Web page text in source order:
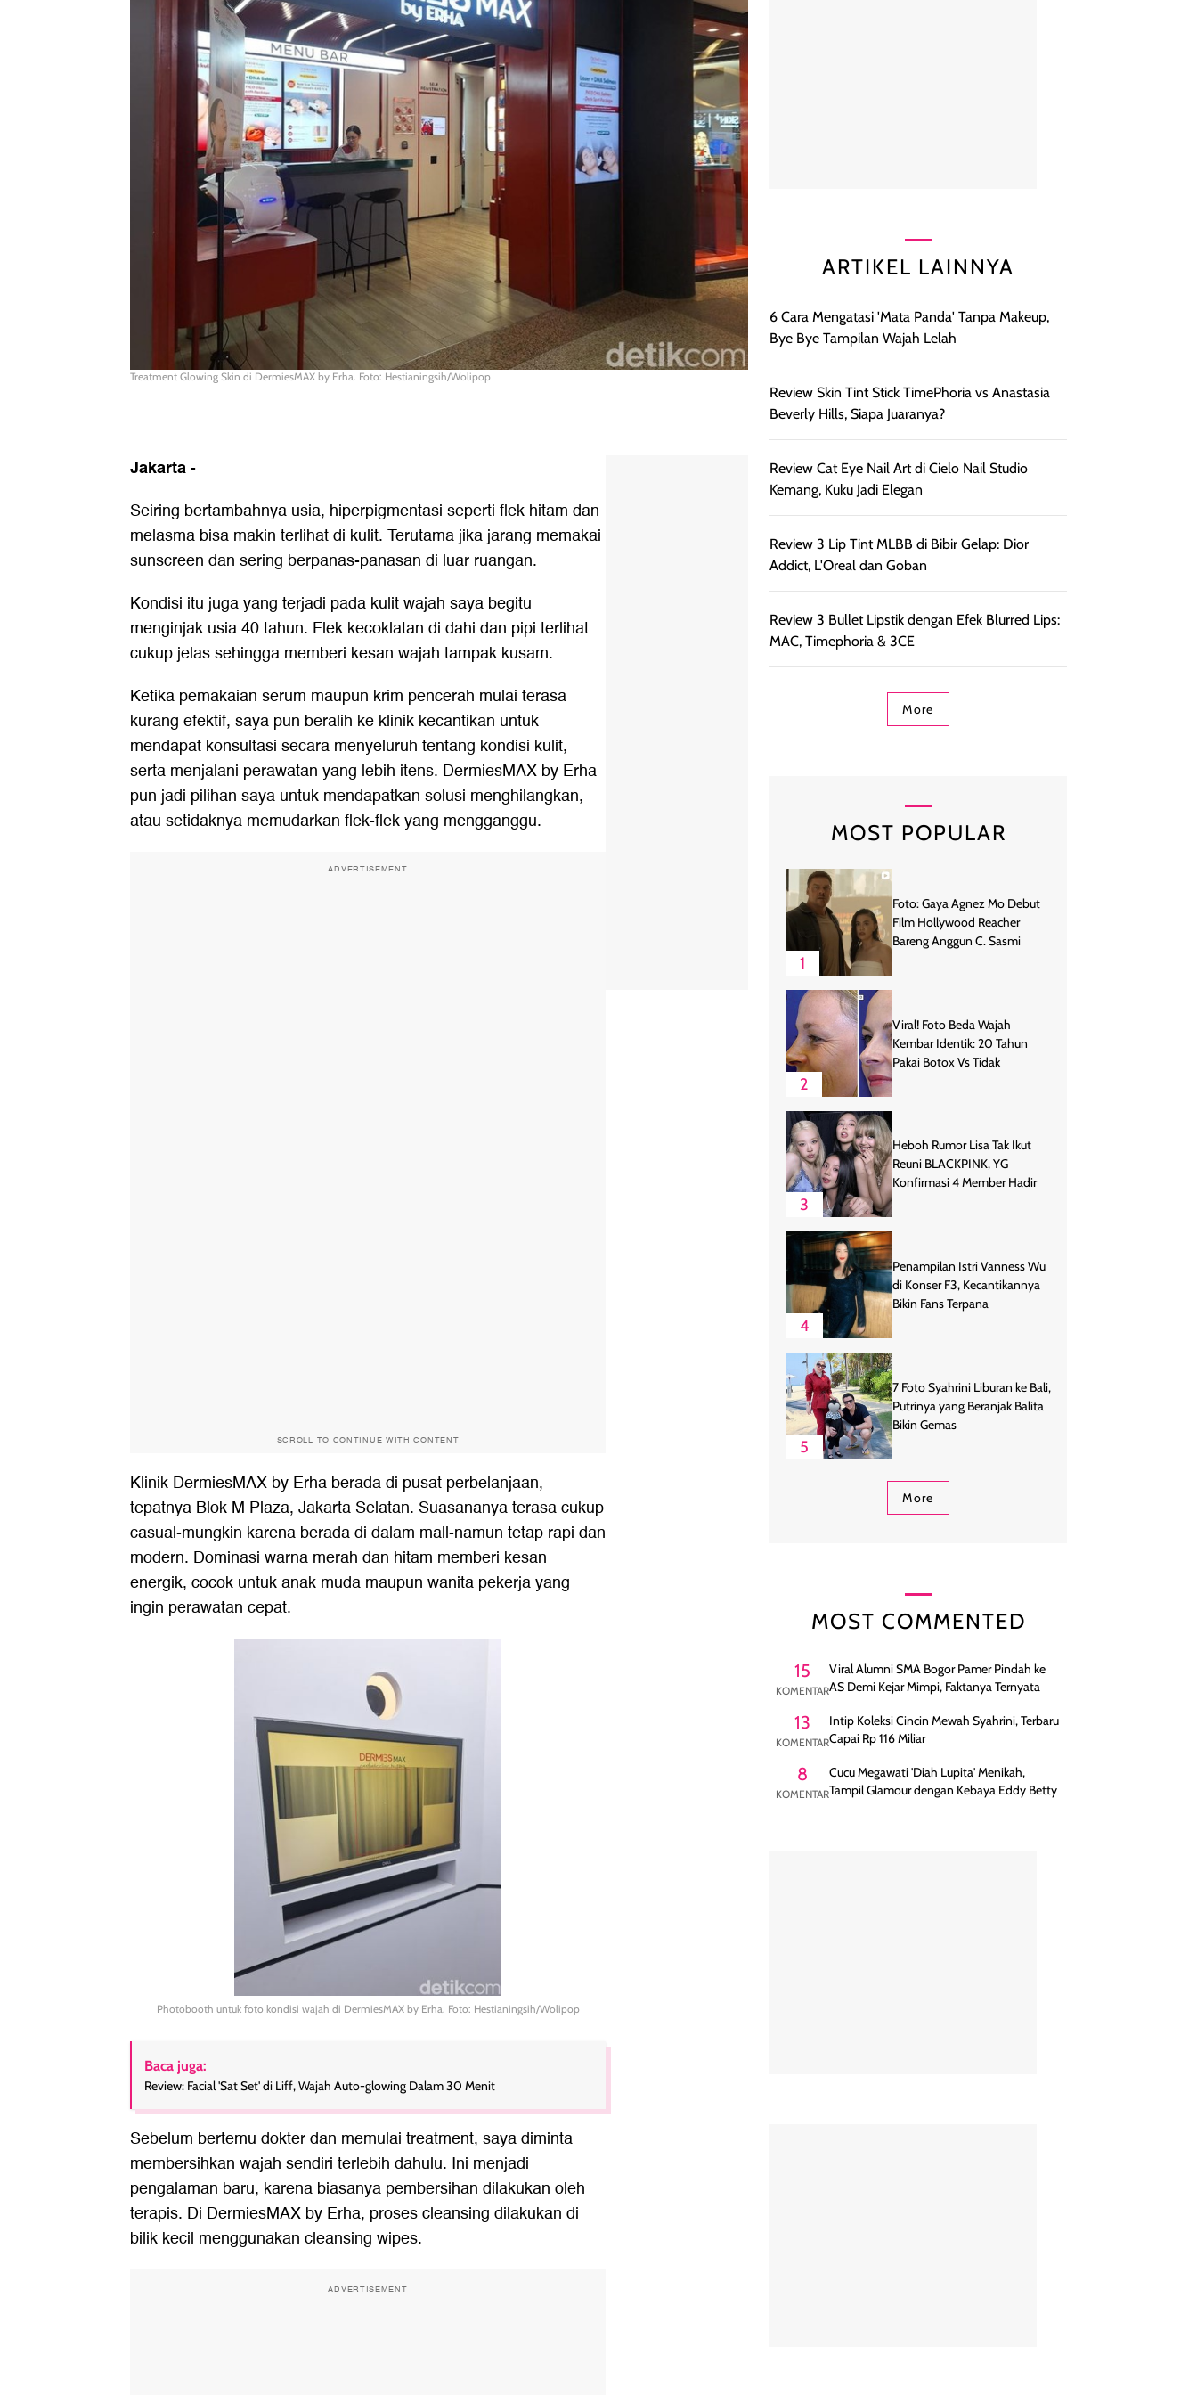
Treatment Glowing Skin di DermiesMAX by Erha. Foto: Hestianingsih/Wolipop
Jakarta-
Seiring bertambahnya usia, hiperpigmentasi seperti flek hitam dan
melasma bisa makin terlihat di kulit. Terutama jika jarang memakai
sunscreen dan sering berpanas-panasan di luar ruangan.
Kondisi itu juga yang terjadi pada kulit wajah saya begitu
menginjak usia 40 tahun. Flek kecoklatan di dahi dan pipi terlihat
cukup jelas sehingga memberi kesan wajah tampak kusam.
Ketika pemakaian serum maupun krim pencerah mulai terasa
kurang efektif, saya pun beralih ke klinik kecantikan untuk
mendapat konsultasi secara menyeluruh tentang kondisi kulit,
serta menjalani perawatan yang lebih itens. DermiesMAX by Erha
pun jadi pilihan saya untuk mendapatkan solusi menghilangkan,
atau setidaknya memudarkan flek-flek yang mengganggu.
ADVERTISEMENT
SCROLL TO CONTINUE WITH CONTENT
Klinik DermiesMAX by Erha berada di pusat perbelanjaan,
tepatnya Blok M Plaza, Jakarta Selatan. Suasananya terasa cukup
casual-mungkin karena berada di dalam mall-namun tetap rapi dan
modern. Dominasi warna merah dan hitam memberi kesan
energik, cocok untuk anak muda maupun wanita pekerja yang
ingin perawatan cepat.
Photobooth untuk foto kondisi wajah di DermiesMAX by Erha. Foto: Hestianingsih/Wolipop
Baca juga:
Review: Facial 'Sat Set' di Liff, Wajah Auto-glowing Dalam 30 Menit
Sebelum bertemu dokter dan memulai treatment, saya diminta
membersihkan wajah sendiri terlebih dahulu. Ini menjadi
pengalaman baru, karena biasanya pembersihan dilakukan oleh
terapis. Di DermiesMAX by Erha, proses cleansing dilakukan di
bilik kecil menggunakan cleansing wipes.
ADVERTISEMENT
ARTIKEL LAINNYA
6 Cara Mengatasi 'Mata Panda' Tanpa Makeup,
Bye Bye Tampilan Wajah Lelah
Review Skin Tint Stick TimePhoria vs Anastasia
Beverly Hills, Siapa Juaranya?
Review Cat Eye Nail Art di Cielo Nail Studio
Kemang, Kuku Jadi Elegan
Review 3 Lip Tint MLBB di Bibir Gelap: Dior
Addict, L'Oreal dan Goban
Review 3 Bullet Lipstik dengan Efek Blurred Lips:
MAC, Timephoria & 3CE
More
MOST POPULAR
1
Foto: Gaya Agnez Mo Debut
Film Hollywood Reacher
Bareng Anggun C. Sasmi
2
Viral! Foto Beda Wajah
Kembar Identik: 20 Tahun
Pakai Botox Vs Tidak
3
Heboh Rumor Lisa Tak Ikut
Reuni BLACKPINK, YG
Konfirmasi 4 Member Hadir
4
Penampilan Istri Vanness Wu
di Konser F3, Kecantikannya
Bikin Fans Terpana
5
7 Foto Syahrini Liburan ke Bali,
Putrinya yang Beranjak Balita
Bikin Gemas
More
MOST COMMENTED
15
KOMENTAR
Viral Alumni SMA Bogor Pamer Pindah ke
AS Demi Kejar Mimpi, Faktanya Ternyata
13
KOMENTAR
Intip Koleksi Cincin Mewah Syahrini, Terbaru
Capai Rp 116 Miliar
8
KOMENTAR
Cucu Megawati 'Diah Lupita' Menikah,
Tampil Glamour dengan Kebaya Eddy Betty